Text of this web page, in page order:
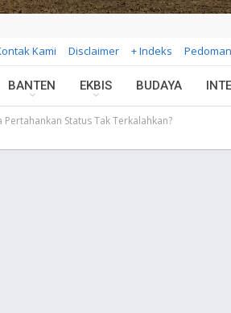
Kami Disclaimer + Indeks
BANTEN EKBIS BUDAYA
Status Tak Terkalahkan?